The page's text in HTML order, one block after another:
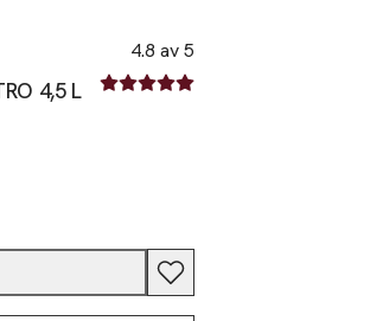
4,5 L
4.8 av 5
4.8 av fem stjärnor